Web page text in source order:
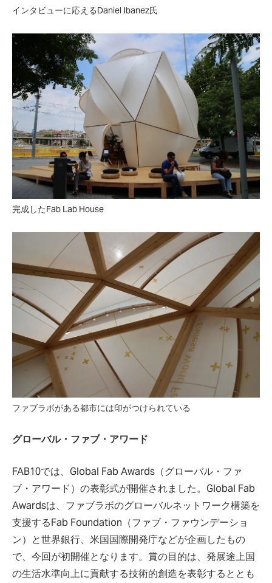
インタビューに応えるDaniel Ibanez氏
完成したFab Lab House
ファブラボがある都市には印がつけられている
グローバル・ファブ・アワード
FAB10では、Global Fab Awards（グローバル・ファ
ブ・アワード）の表彰式が開催されました。Global Fab
Awardsは、ファブラボのグローバルネットワーク構築を
支援するFab Foundation（ファブ・ファウンデーショ
ン）と世界銀行、米国国際開発庁などが企画したもの
で、今回が初開催となります。賞の目的は、発展途上国
の生活水準向上に貢献する技術的創造を表彰するととも